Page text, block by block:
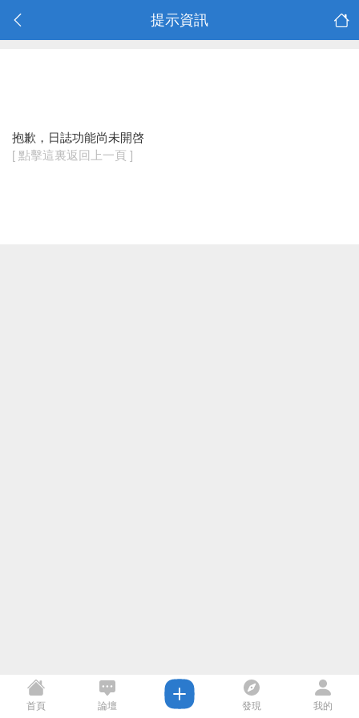
提示資訊
抱歉，日誌功能尚未開啓
[ 點擊這裏返回上一頁 ]
首頁 論壇 發現 我的